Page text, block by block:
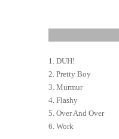
1. DUH!
2. Pretty Boy
3. Murmur
4. Flashy
5. Over And Over
6. Work